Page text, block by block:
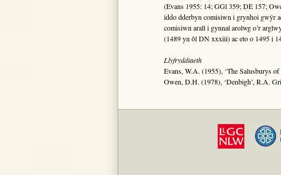
(Evans 1955: 14; GGl 359; DE 157;
iddo dderbyn comisiwn i grynhoi gwŷr
comisiwn arall i gynnal arolwg o’r
(1489 yn ôl DN xxxiii) ac eto o 1495 i
Llyfryddiaeth
Evans, W.A. (1955), ‘The Salusburys
Owen, D.H. (1978), ‘Denbigh’, R.A.